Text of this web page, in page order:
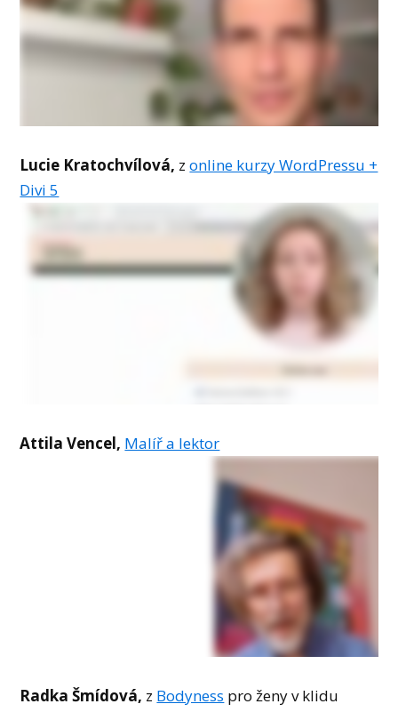
Lucie Kratochvílová, zonline kurzy WordPressu +
Divi 5
Attila Vencel, Malíř a lektor
Radka Šmídová, z Bodyness pro ženy v klidu